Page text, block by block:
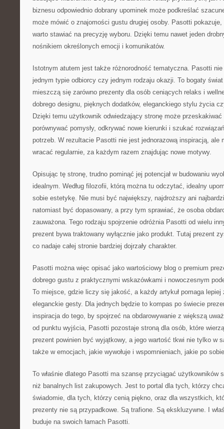
biznesu odpowiednio dobrany upominek może podkreślać
może mówić o znajomości gustu drugiej osoby. Pasotti
warto stawiać na precyzję wyboru. Dzięki temu nawet jeden
nośnikiem określonych emocji i komunikatów.
Istotnym atutem jest także różnorodność tematyczna. Pasotti
jednym typie odbiorcy czy jednym rodzaju okazji. To bogaty
mieszczą się zarówno prezenty dla osób ceniących relaks i
dobrego designu, pięknych dodatków, eleganckiego stylu życia
Dzięki temu użytkownik odwiedzający stronę może
porównywać pomysły, odkrywać nowe kierunki i szukać
potrzeb. W rezultacie Pasotti nie jest jednorazową inspiracją, ale
wracać regularnie, za każdym razem znajdując nowe motywy.
Opisując tę stronę, trudno pominąć jej potencjał w budowaniu
idealnym. Według filozofii, którą można tu odczytać, idealny
sobie estetykę. Nie musi być największy, najdroższy ani
natomiast być dopasowany, a przy tym sprawiać, że osoba
zauważona. Tego rodzaju spojrzenie odróżnia Pasotti od wielu
prezent bywa traktowany wyłącznie jako produkt. Tutaj prezent
co nadaje całej stronie bardziej dojrzały charakter.
Pasotti można więc opisać jako wartościowy blog o premium
dobrego gustu z praktycznymi wskazówkami i nowoczesnym
To miejsce, gdzie liczy się jakość, a każdy artykuł pomaga
eleganckie gesty. Dla jednych będzie to kompas po świecie
inspiracja do tego, by spojrzeć na obdarowywanie z większą
od punktu wyjścia, Pasotti pozostaje stroną dla osób, które
prezent powinien być wyjątkowy, a jego wartość tkwi nie tylko w
także w emocjach, jakie wywołuje i wspomnieniach, jakie po
To właśnie dlatego Pasotti ma szansę przyciągać użytkowników
niż banalnych list zakupowych. Jest to portal dla tych, którzy
świadomie, dla tych, którzy cenią piękno, oraz dla wszystkich,
prezenty nie są przypadkowe. Są trafione. Są ekskluzywne. I
buduje na swoich łamach Pasotti.